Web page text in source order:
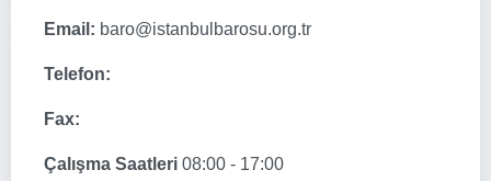
Email: baro@istanbulbarosu.org.tr
Telefon:
Fax:
Çalışma Saatleri 08:00 - 17:00